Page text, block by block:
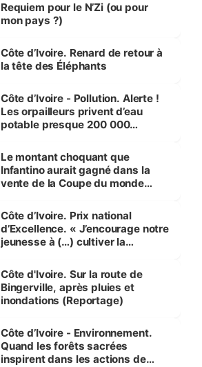
Requiem pour le N’Zi (ou pour
mon pays ?)
Côte d’Ivoire. Renard de retour à
la tête des Éléphants
Côte d’Ivoire - Pollution. Alerte !
Les orpailleurs privent d’eau
potable presque 200 000
Le montant choquant que
Infantino aurait gagné dans la
vente de la Coupe du monde
Côte d’Ivoire. Prix national
d’Excellence. « J’encourage notre
jeunesse à (…) cultiver la
(Alassane Ouattara
Côte d'Ivoire. Sur la route de
Bingerville, après pluies et
inondations (Reportage)
Côte d’Ivoire - Environnement.
Quand les forêts sacrées
inspirent dans les actions de